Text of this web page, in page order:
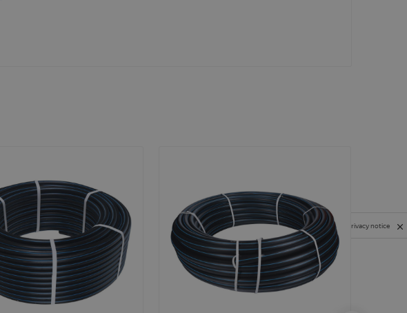
Privacy notice